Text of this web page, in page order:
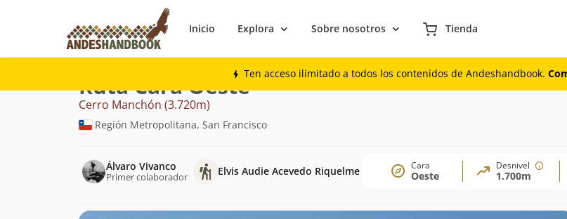
Inicio Explora Sobre nosotros Tienda
Ten acceso ilimitado a todos los contenidos de Andeshandbook.
Montaña
Ruta Cara Oeste
Cerro Manchón (3.720m)
Región Metropolitana, San Francisco
Álvaro Vivanco
Primer colaborador Elvis Audie Acevedo Riquelme Cara
Oeste
Desnivel
1.700m